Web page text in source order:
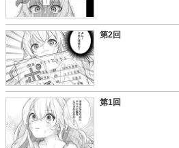
この話を読む
第2回
この話を読む
第1回